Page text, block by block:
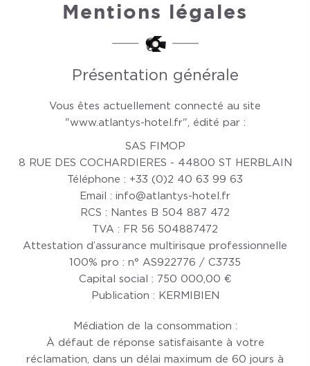
Mentions légales
Présentation générale
Vous êtes actuellement connecté au site
"www.atlantys-hotel.fr", édité par :
SAS FIMOP
8 RUE DES COCHARDIERES - 44800 ST HERBLAIN
Téléphone : +33 (0)2 40 63 99 63
Email : info@atlantys-hotel.fr
RCS : Nantes B 504 887 472
TVA : FR 56 504887472
Attestation d’assurance multirisque professionnelle
100% pro : n° AS922776 / C3735
Capital social : 750 000,00 €
Publication : KERMIBIEN
Médiation de la consommation :
À défaut de réponse satisfaisante à votre
réclamation, dans un délai maximum de 60 jours à